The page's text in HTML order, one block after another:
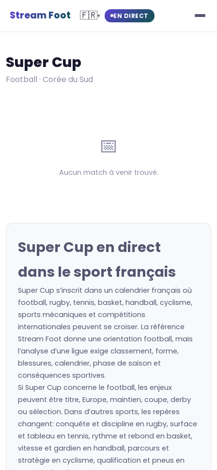
Stream Foot 🇫🇷▾ EN DIRECT
Super Cup
Football · Corée du Sud
📅
Aucun match à venir trouvé.
Super Cup en direct
dans le sport français
Super Cup s’inscrit dans un calendrier français où
football, rugby, tennis, basket, handball, cyclisme,
sports mécaniques et compétitions
internationales peuvent se croiser. La référence
Stream Foot donne une orientation football, mais
l’analyse d’une ligue exige classement, forme,
blessures, calendrier, phase de saison et
conséquences sportives.
Si Super Cup concerne le football, les enjeux
peuvent être titre, Europe, maintien, coupe, derby
ou sélection. Dans d’autres sports, les repères
changent: conquête et discipline en rugby, surface
et tableau en tennis, rythme et rebond en basket,
vitesse et gardien en handball, parcours et
stratégie en cyclisme, qualification et pneus en